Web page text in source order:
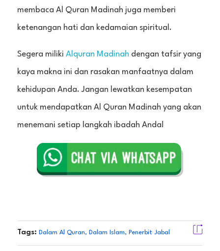
membaca Al Quran Madinah juga memberi
ketenangan hati dan kedamaian spiritual.
Segera miliki Alquran Madinah dengan tafsir yang
kaya makna ini dan rasakan manfaatnya dalam
kehidupan Anda. Jangan lewatkan kesempatan
untuk mendapatkan Al Quran Madinah yang akan
menemani setiap langkah ibadah Anda!
Tags: Dalam Al Quran, Dalam Islam, Penerbit Jabal